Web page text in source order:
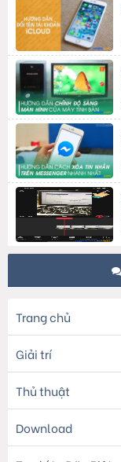
Trang chủ
Giải trí
Thủ thuật
Download